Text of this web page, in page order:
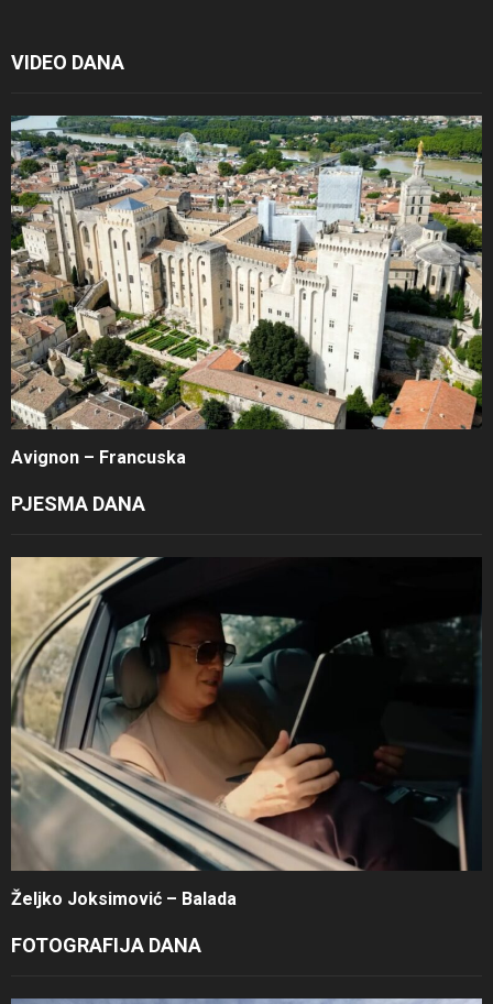
VIDEO DANA
Avignon – Francuska
PJESMA DANA
Željko Joksimović – Balada
FOTOGRAFIJA DANA